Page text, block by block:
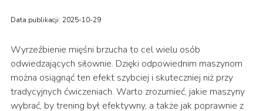
Data publikacji: 2025-10-29
Wyrzeźbienie mięśni brzucha to cel wielu osób
odwiedzających siłownie. Dzięki odpowiednim maszynom
można osiągnąć ten efekt szybciej i skuteczniej niż przy
tradycyjnych ćwiczeniach. Warto zrozumieć, jakie maszyny
wybrać, by trening był efektywny, a także jak poprawnie z